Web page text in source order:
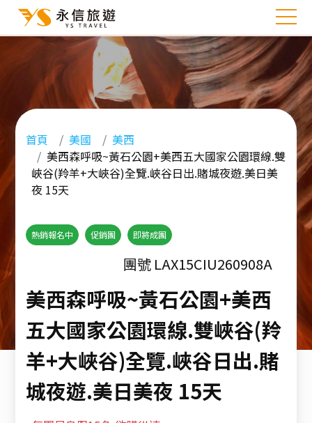
首頁 美國
美西
美西森呼吸~黃石公園+美西五大國家公園環線.雙
峽谷(羚羊+大峽谷)全覽.峽谷日出.賭城夜遊.美日美
夜 15天
熱銷報名中 促銷團 即將成團
團號 LAX15CIU260908A
美西森呼吸~黃石公園+美西
五大國家公園環線.雙峽谷(羚
羊+大峽谷)全覽.峽谷日出.賭
城夜遊.美日美夜 15天